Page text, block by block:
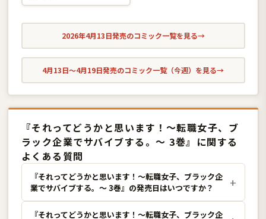
2026年4月13日発売のコミック一覧を見る→
4月13日〜4月19日発売のコミック一覧（今週）を見る→
『それってどうかと思います！〜転職女子、ブ
ラック企業でサバイブする。〜 3巻』に関する
よくある質問
『それってどうかと思います！〜転職女子、ブラック企
業でサバイブする。〜 3巻』の発売日はいつですか？
『それってどうかと思います！〜転職女子、ブラック企